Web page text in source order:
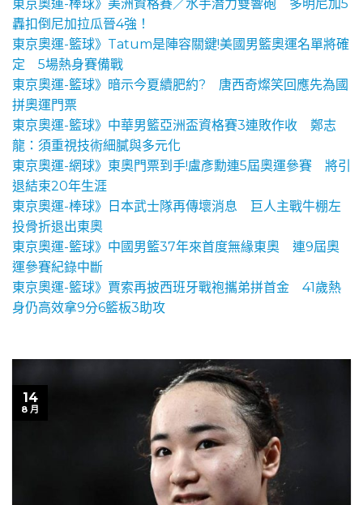
東京奧運-棒球》美洲資格賽／水手潛力雙響砲 多明尼加5
轟扣倒尼加拉瓜晉4強！
東京奧運-籃球》Tatum是陣容關鍵!美國男籃奧運名單將確
定 5場熱身賽備戰
東京奧運-籃球》暗示今夏續肥約? 唐西奇燦笑回應先為國
拼奧運門票
東京奧運-籃球》中華男籃亞洲盃資格賽3連敗作收 鄭志
龍：須重視技術細膩與多元化
東京奧運-網球》東奧門票到手!盧彥勳連5屆奧運參賽 將引
退結束20年生涯
東京奧運-棒球》日本武士隊再傳壞消息 巨人主戰牛棚左
投骨折退出東奧
東京奧運-籃球》中國男籃37年來首度無緣東奧 連9屆奧
運參賽紀錄中斷
東京奧運-籃球》賈索再披西班牙戰袍攜弟拼首金 41歲熱
身仍高效拿9分6籃板3助攻
14